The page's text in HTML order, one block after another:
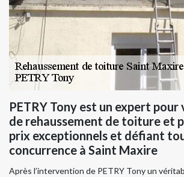
PETRY Tony est un expert
de rehaussement de toiture et
prix exceptionnels et défiant
concurrence à Saint Maxire
Après l’intervention de PETRY Tony un